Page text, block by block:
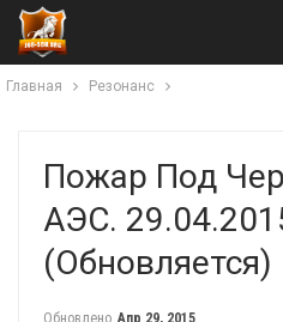
Главная Резонанс
Пожар Под
АЭС.
(обновляется)
Обновлено Апр 29, 2015